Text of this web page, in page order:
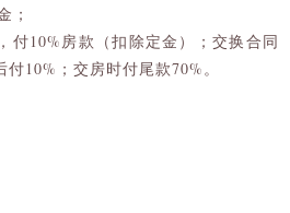
；
付10%房款（扣除定金）；交换合同
10%；交房时付尾款70%。